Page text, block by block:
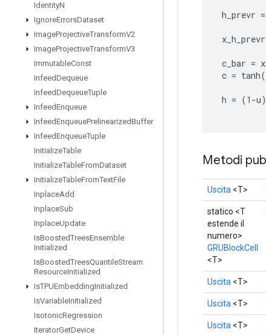
IdentityN
IgnoreErrorsDataset
ImageProjectiveTransformV2
ImageProjectiveTransformV3
ImmutableConst
InfeedDequeue
InfeedDequeueTuple
InfeedEnqueue
InfeedEnqueuePrelinearizedBuffer
InfeedEnqueueTuple
InitializeTable
InitializeTableFromDataset
InitializeTableFromTextFile
InplaceAdd
InplaceSub
InplaceUpdate
IsBoostedTreesEnsemble
Initialized
IsBoostedTreesQuantileStream
ResourceInitialized
IsTPUEmbeddingInitialized
IsVariableInitialized
IsotonicRegression
IteratorGetDevice
h_prevr =
x_h_prevr
c_bar =
c = tanh(
h = (1 -u)
Metodi
Uscita <T>
statico <T
estende il
numero>
GRUBlockCell
<T>
Uscita <T>
Uscita <T>
Uscita <T>